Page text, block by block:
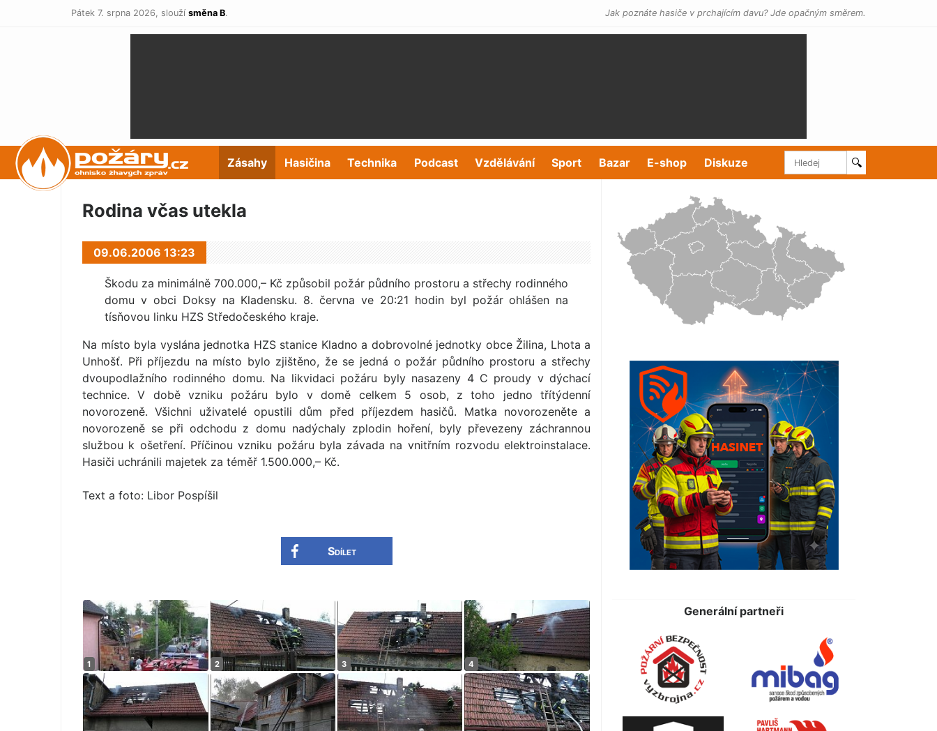
Pátek 7. srpna 2026, slouží směna B. Jak poznáte hasiče v prchajícím davu? Jde opačným směrem.
POŽÁRY.cz Zásahy Hasičina Technika Podcast Vzdělávání Sport Bazar E-shop Diskuze 🔍
Rodina včas utekla
09.06.2006 13:23
Škodu za minimálně 700.000,– Kč způsobil požár půdního prostoru a střechy rodinného
domu v obci Doksy na Kladensku. 8. června ve 20:21 hodin byl požár ohlášen na
tísňovou linku HZS Středočeského kra­je.
Na místo byla vyslána jednotka HZS stanice Kladno a dobrovolné jednotky obce Žilina, Lhota a
Unhošť. Při příjezdu na místo bylo zjištěno, že se jedná o požár půdního prostoru a střechy
dvoupodlažního rodinného domu. Na likvidaci požáru byly nasazeny 4 C proudy v dýchací
technice. V době vzniku požáru bylo v domě celkem 5 osob, z toho jedno třítýdenní
novorozeně. Všichni uživatelé opustili dům před příjezdem hasičů. Matka novorozeněte a
novorozeně se při odchodu z domu nadýchaly zplodin hoření, byly převezeny záchrannou
službou k ošetření. Příčinou vzniku požáru byla závada na vnitřním rozvodu elektroinstalace.
Hasiči uchránili majetek za téměř 1.500.000,– Kč.
Text a foto: Libor Pospíšil
Sdílet
Generální partneři